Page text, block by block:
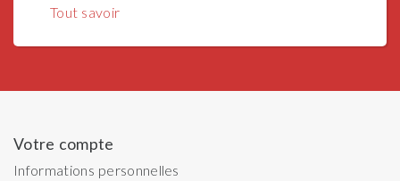
Tout savoir
Votre compte
Informations personnelles